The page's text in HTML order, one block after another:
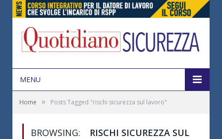
MENU
Home » Posts Tagged "rischi sicurezza sul lavoro"
BROWSING:
RISCHI SICUREZZA SUL